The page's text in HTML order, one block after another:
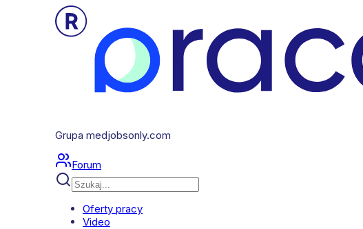
Grupa medjobsonly.com
Forum
Oferty pracy
Video